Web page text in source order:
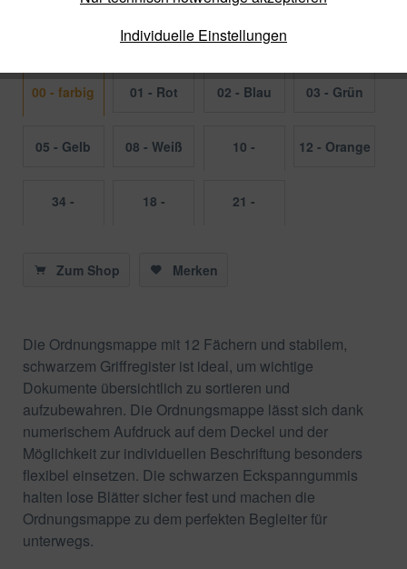
00 - farbig
01 - Rot 02 - Blau 03 - Grün
05 - Gelb 08 - Weiß
10 -
12 - Orange
34 -
18 -
21 -
Zum Shop
Merken
Die Ordnungsmappe mit 12 Fächern und stabilem,
schwarzem Griffregister ist ideal, um wichtige
Dokumente übersichtlich zu sortieren und
aufzubewahren. Die Ordnungsmappe lässt sich dank
numerischem Aufdruck auf dem Deckel und der
Möglichkeit zur individuellen Beschriftung besonders
flexibel einsetzen. Die schwarzen Eckspanngummis
halten lose Blätter sicher fest und machen die
Ordnungsmappe zu dem perfekten Begleiter für
unterwegs.
Individuelle Einstellungen